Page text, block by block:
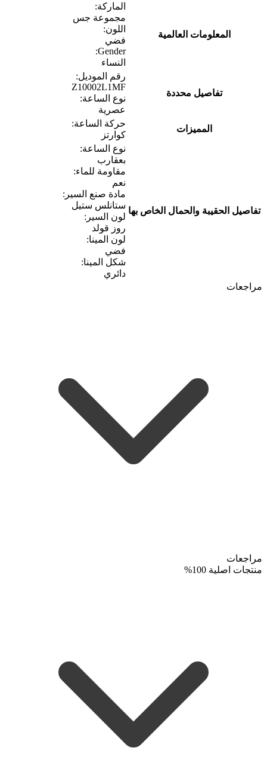
المعلومات العالمية
الماركة:
مجموعة جس
اللون:
فضي
Gender:
النساء
تفاصيل محددة
رقم الموديل:
Z10002L1MF
نوع الساعة:
عصرية
المميزات
حركة الساعة:
كوارتز
تفاصيل الحقيبة والحمال الخاص بها
نوع الساعة:
بعقارب
مقاومة للماء:
نعم
مادة صنع السير:
ستانلس ستيل
لون السير:
روز قولد
لون المينا:
فضي
شكل المينا:
دائري
مراجعات
مراجعات
منتجات اصلية 100%